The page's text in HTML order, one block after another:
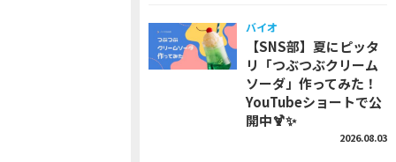
バイオ
【SNS部】夏にピッタ
リ「つぶつぶクリーム
ソーダ」作ってみた！
YouTubeショートで公
開中🍹✨
2026.08.03